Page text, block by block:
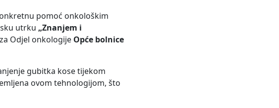
pomoć onkološkim
utrku „Znanjem i
za Odjel onkologije Opće bolnice
gubitka kose tijekom
ovom tehnologijom, što